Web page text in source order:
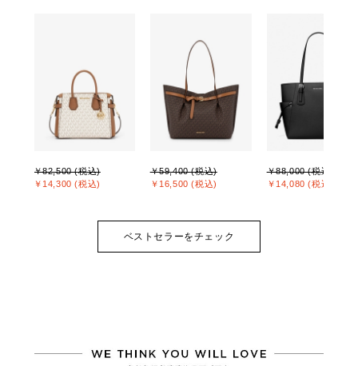
￥82,500 (税込)
￥14,300 (税込)
￥59,400 (税込)
￥16,500 (税込)
￥88,000 (税込)
￥14,080 (税込)
ベストセラーをチェック